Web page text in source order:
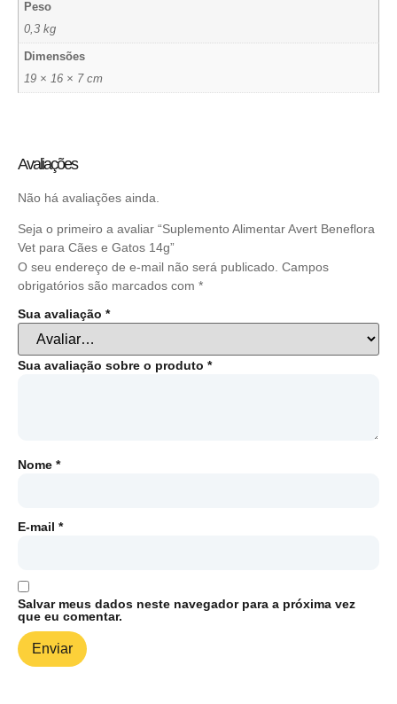
Peso
0,3 kg
Dimensões
19 × 16 × 7 cm
Avaliações
Não há avaliações ainda.
Seja o primeiro a avaliar “Suplemento Alimentar Avert Beneflora
Vet para Cães e Gatos 14g”
O seu endereço de e-mail não será publicado. Campos
obrigatórios são marcados com *
Sua avaliação *
Sua avaliação sobre o produto *
Nome *
E-mail *
Salvar meus dados neste navegador para a próxima vez
que eu comentar.